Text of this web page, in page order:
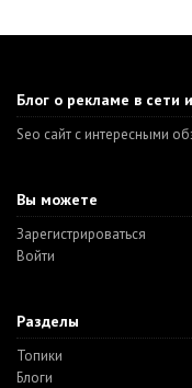
Блог о рекламе в сети
Seo сайт с интересными
Вы можете
Зарегистрироваться
Войти
Разделы
Топики
Блоги